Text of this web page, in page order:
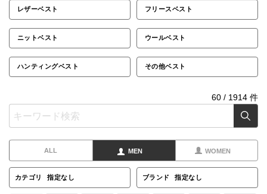
レザーベスト フリースベスト
ニットベスト ウールベスト
ハンティングベスト その他ベスト
60 / 1914 件
ALL MEN WOMEN
カテゴリ 指定なし ブランド 指定なし